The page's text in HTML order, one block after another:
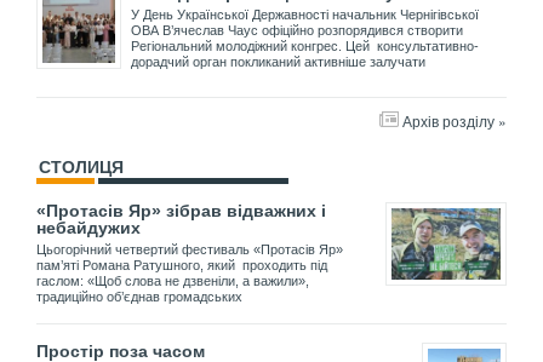
У День Української Державності начальник Чернігівської
ОВА В’ячеслав Чаус офіційно розпорядився створити
Регіональний молодіжний конгрес. Цей консультативно-
дорадчий орган покликаний активніше залучати
Архів розділу »
СТОЛИЦЯ
«Протасів Яр» зібрав відважних і
небайдужих
Цьогорічний четвертий фестиваль «Протасів Яр»
пам’яті Романа Ратушного, який проходить під
гаслом: «Щоб слова не дзвеніли, а важили»,
традиційно об’єднав громадських
Простір поза часом